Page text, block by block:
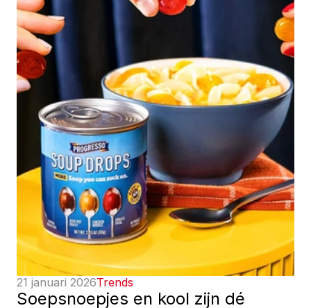
21 januari 2026Trends
Soepsnoepjes en kool zijn dé